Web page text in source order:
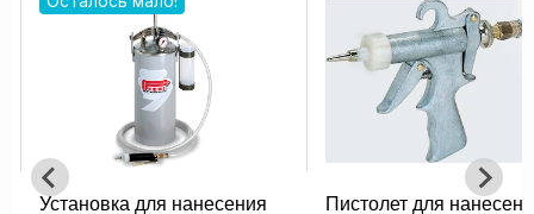
Пистолет для нанесения
Пистолет